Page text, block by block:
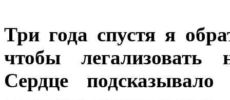
Три года спустя я
чтобы легализовать
Сердце